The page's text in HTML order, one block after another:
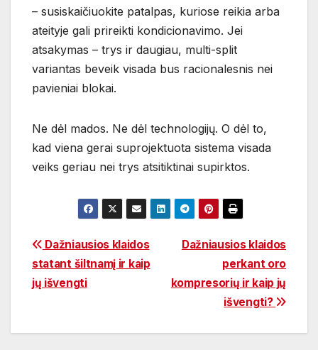
– susiskaičiuokite patalpas, kuriose reikia arba
ateityje gali prireikti kondicionavimo. Jei
atsakymas – trys ir daugiau, multi-split
variantas beveik visada bus racionalesnis nei
pavieniai blokai.
Ne dėl mados. Ne dėl technologijų. O dėl to,
kad viena gerai suprojektuota sistema visada
veiks geriau nei trys atsitiktinai supirktos.
Navigacija
tarp
Dažniausios klaidos
perkant oro
kompresorių ir kaip jų
išvengti?
Dažniausios klaidos
statant šiltnamį ir kaip
jų išvengti